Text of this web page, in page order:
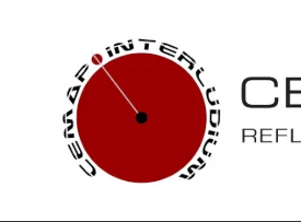
conteúdo